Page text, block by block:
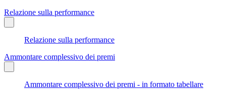
Relazione sulla performance
Relazione sulla performance
Ammontare complessivo dei premi
Ammontare complessivo dei premi - in formato tabellare